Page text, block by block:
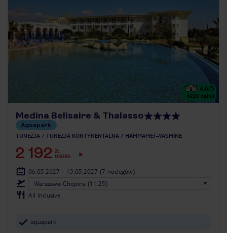
4.6/5
6220 opinii
Medina Belisaire & Thalasso
Aquapark
TUNEZJA TUNEZJA KONTYNENTALNA HAMMAMET–YASMINE
2 192 ZŁ
OSOBA
06.05.2027 - 13.05.2027 (7 noclegów)
Warszawa-Chopina (11:25)
All Inclusive
aquapark